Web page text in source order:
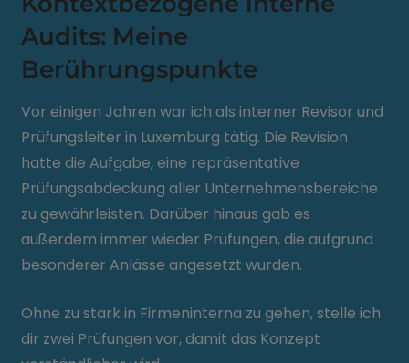
Audits: Meine
Berührungspunkte
Vor einigen Jahren war ich als interner Revisor und
Prüfungsleiter in Luxemburg tätig. Die Revision
hatte die Aufgabe, eine repräsentative
Prüfungsabdeckung aller Unternehmensbereiche
zu gewährleisten. Darüber hinaus gab es
außerdem immer wieder Prüfungen, die aufgrund
besonderer Anlässe angesetzt wurden.
Ohne zu stark in Firmeninterna zu gehen, stelle ich
dir zwei Prüfungen vor, damit das Konzept